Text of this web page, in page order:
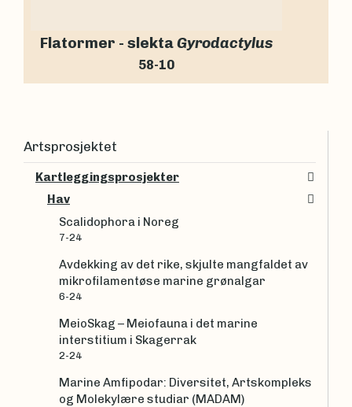
Flatormer - slektaGyrodactylus
58-10
Artsprosjektet
Kartleggingsprosjekter
Hav
Scalidophora i Noreg
7-24
Avdekking av det rike, skjulte mangfaldet av
mikrofilamentøse marine grønalgar
6-24
MeioSkag – Meiofauna i det marine
interstitium i Skagerrak
2-24
Marine Amfipodar: Diversitet, Artskompleks
og Molekylære studiar (MADAM)